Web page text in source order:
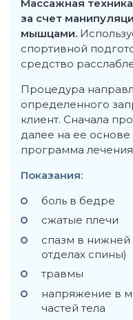
Массажная
за счет
мышцами.
спортивной
средство
Процедура
определенного
клиент. Сначала
далее на ее
программа
Показания:
боль в бедре
сжатые плечи
спазм в нижней
отделах спины)
травмы
напряжение в
частей тела